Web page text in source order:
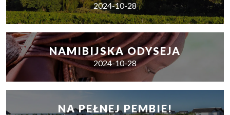
2024-10-28
NAMIBIJSKA ODYSEJA
2024-10-28
NA PEŁNEJ PEMBIE!